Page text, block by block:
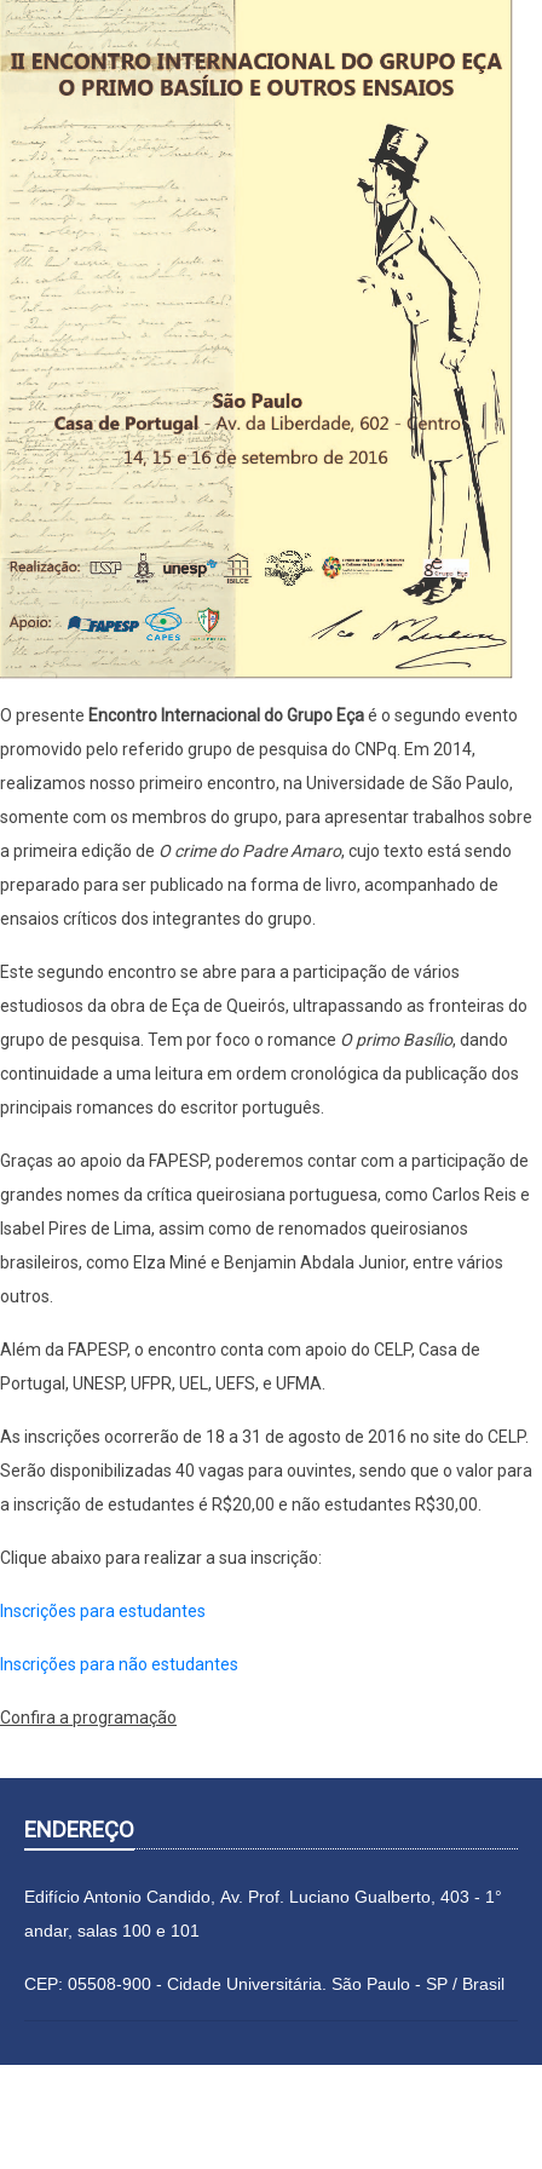
O presente Encontro Internacional do Grupo Eçaé o segundo evento
promovido pelo referido grupo de pesquisa do CNPq. Em 2014,
realizamos nosso primeiro encontro, na Universidade de São Paulo,
somente com os membros do grupo, para apresentar trabalhos sobre
a primeira edição de O crime do Padre Amaro, cujo texto está sendo
preparado para ser publicado na forma de livro, acompanhado de
ensaios críticos dos integrantes do grupo.
Este segundo encontro se abre para a participação de vários
estudiosos da obra de Eça de Queirós, ultrapassando as fronteiras do
grupo de pesquisa. Tem por foco o romance O primo Basílio, dando
continuidade a uma leitura em ordem cronológica da publicação dos
principais romances do escritor português.
Graças ao apoio da FAPESP, poderemos contar com a participação de
grandes nomes da crítica queirosiana portuguesa, como Carlos Reis e
Isabel Pires de Lima, assim como de renomados queirosianos
brasileiros, como Elza Miné e Benjamin Abdala Junior, entre vários
outros.
Além da FAPESP, o encontro conta com apoio do CELP, Casa de
Portugal, UNESP, UFPR, UEL, UEFS, e UFMA.
As inscrições ocorrerão de 18 a 31 de agosto de 2016 no site do CELP.
Serão disponibilizadas 40 vagas para ouvintes, sendo que o valor para
a inscrição de estudantes é R$20,00 e não estudantes R$30,00.
Clique abaixo para realizar a sua inscrição:
Inscrições para estudantes
Inscrições para não estudantes
Confira a programação
ENDEREÇO
Edifício Antonio Candido, Av. Prof. Luciano Gualberto, 403 - 1°
andar, salas 100 e 101
CEP: 05508-900 - Cidade Universitária. São Paulo - SP / Brasil